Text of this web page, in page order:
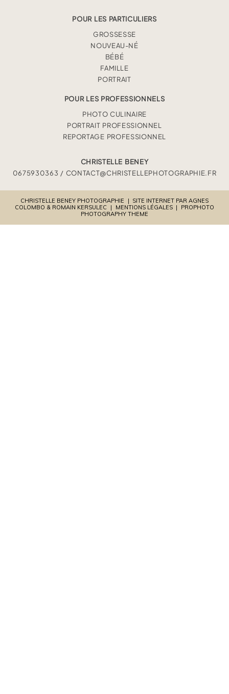
POUR LES PARTICULIERS
GROSSESSE
NOUVEAU-NÉ
BÉBÉ
FAMILLE
PORTRAIT
POUR LES PROFESSIONNELS
PHOTO CULINAIRE
PORTRAIT PROFESSIONNEL
REPORTAGE PROFESSIONNEL
CHRISTELLE BENEY
0675930363 / CONTACT@CHRISTELLEPHOTOGRAPHIE.FR
CHRISTELLE BENEY PHOTOGRAPHIE | SITE INTERNET PAR AGNES
COLOMBO & ROMAIN KERSULEC
| MENTIONS LÉGALES |
PROPHOTO
PHOTOGRAPHY THEME